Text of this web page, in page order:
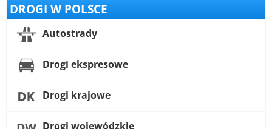
DROGI W POLSCE
Autostrady
Drogi ekspresowe
Drogi krajowe
Drogi wojewódzkie